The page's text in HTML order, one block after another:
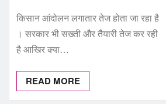
किसान आंदोलन लगातार तेज होता जा रहा है
। सरकार भी सख्‍ती और तैयारी तेज कर रही
है आखिर क्‍या…
READ MORE